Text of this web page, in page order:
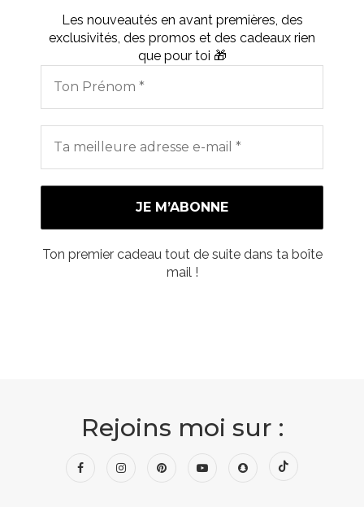
Les nouveautés en avant premières, des
exclusivités, des promos et des cadeaux rien
que pour toi 🎁
Ton premier cadeau tout de suite dans ta boîte
mail !
Rejoins moi sur :